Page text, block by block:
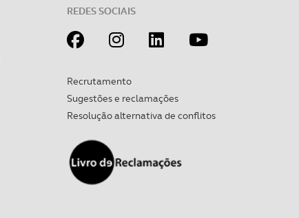
REDES SOCIAIS
Recrutamento
Sugestões e reclamações
Resolução alternativa de conflitos